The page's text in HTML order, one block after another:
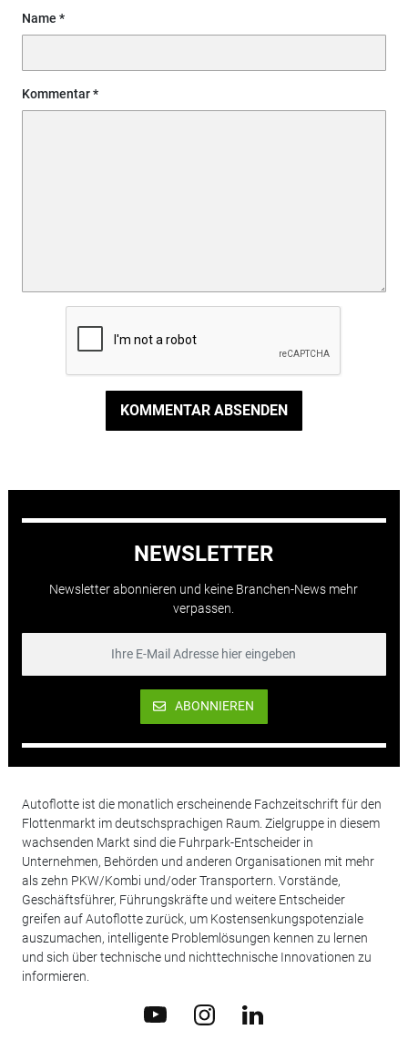
Name
Kommentar
KOMMENTAR ABSENDEN
NEWSLETTER
Newsletter abonnieren und keine Branchen-News mehr
verpassen.
ABONNIEREN
Autoflotte ist die monatlich erscheinende Fachzeitschrift für den
Flottenmarkt im deutschsprachigen Raum. Zielgruppe in diesem
wachsenden Markt sind die Fuhrpark-Entscheider in
Unternehmen, Behörden und anderen Organisationen mit mehr
als zehn PKW/Kombi und/oder Transportern. Vorstände,
Geschäftsführer, Führungskräfte und weitere Entscheider
greifen auf Autoflotte zurück, um Kostensenkungspotenziale
auszumachen, intelligente Problemlösungen kennen zu lernen
und sich über technische und nichttechnische Innovationen zu
informieren.